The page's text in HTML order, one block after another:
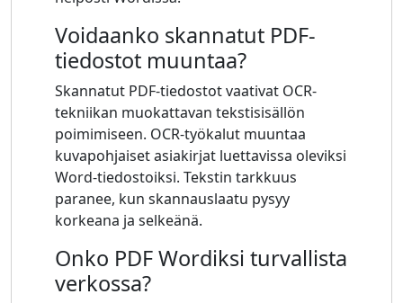
Voidaanko skannatut PDF-
tiedostot muuntaa?
Skannatut PDF-tiedostot vaativat OCR-
tekniikan muokattavan tekstisisällön
poimimiseen. OCR-työkalut muuntaa
kuvapohjaiset asiakirjat luettavissa oleviksi
Word-tiedostoiksi. Tekstin tarkkuus
paranee, kun skannauslaatu pysyy
korkeana ja selkeänä.
Onko PDF Wordiksi turvallista
verkossa?